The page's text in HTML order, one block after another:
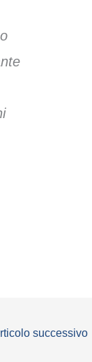
successivo